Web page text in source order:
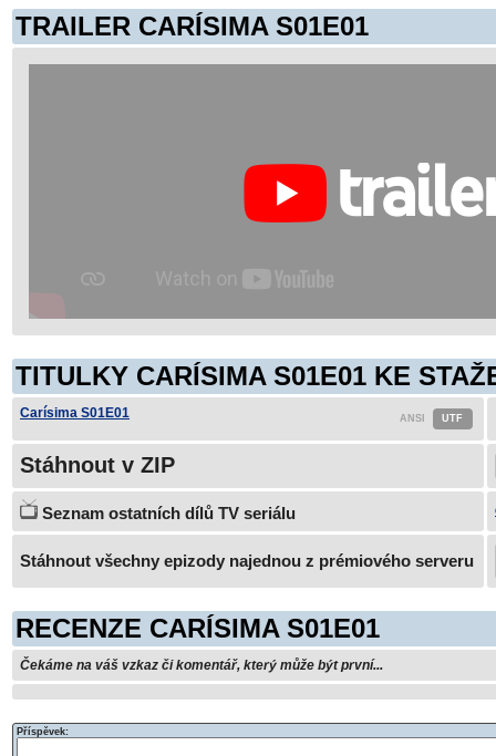
TRAILER CARÍSIMA S01E01
TITULKY CARÍSIMA S01E01 KE
Carísima S01E01
Stáhnout v ZIP
Seznam ostatních dílů TV seriálu
Stáhnout všechny epizody najednou z prémiového serveru
RECENZE CARÍSIMA S01E01
Čekáme na váš vzkaz či komentář, který může být první...
Příspěvek: